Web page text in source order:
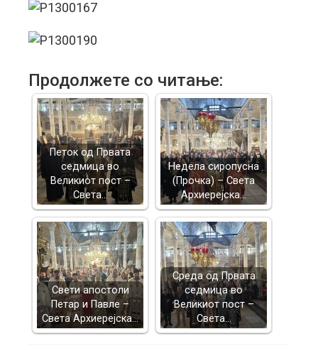
Продолжете со читање:
Петок од Првата
седмица во
Великиот пост –
Света…
Недела сиропусна
(Прочка) – Света
Архиерејска…
Свети апостоли
Петар и Павле –
Света Архиерејска…
Среда од Првата
седмица во
Великиот пост –
Света…